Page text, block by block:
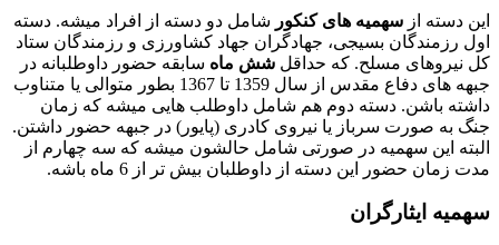
این دسته از سهمیه های کنکور شامل دو دسته از افراد میشه. دسته
اول رزمندگان بسیجی، جهادگران جهاد كشاورزی و رزمندگان ستاد
كل نیروهای مسلح. که حداقل شش ماه سابقه حضور داوطلبانه در
جبهه های دفاع مقدس از سال 1359 تا 1367 بطور متوالی یا متناوب
داشته باشن. دسته دوم هم شامل داوطلب هایی میشه که زمان
جنگ به صورت سرباز یا نیروی کادری (پایور) در جبهه حضور داشتن.
البته این سهمیه در صورتی شامل حالشون میشه که سه چهارم از
مدت زمان حضور این دسته از داوطلبان بیش تر از 6 ماه باشه.
سهمیه ایثارگران